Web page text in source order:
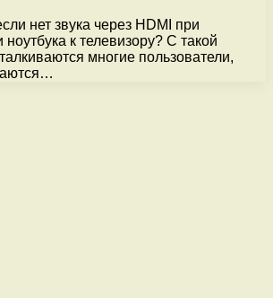
нет звука через HDMI при
к телевизору? С такой
многие пользователи,